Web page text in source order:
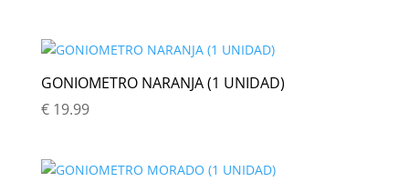
GONIOMETRO NARANJA (1 UNIDAD)
€19.99